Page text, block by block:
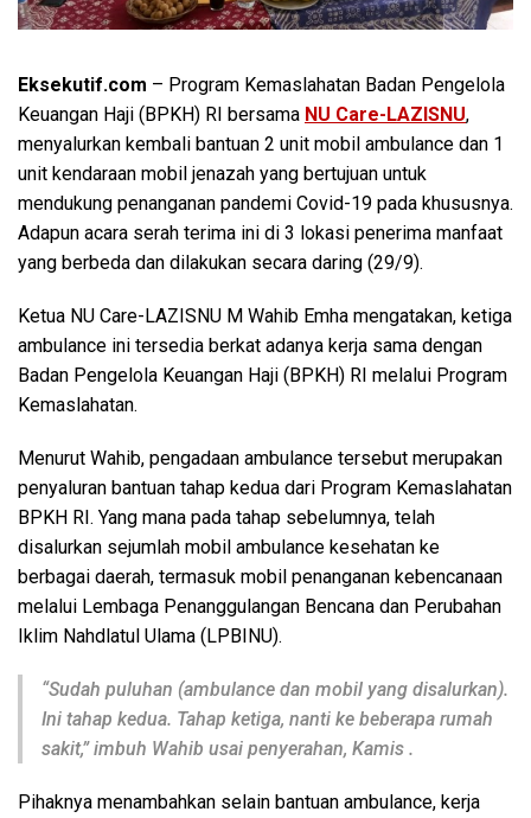
Eksekutif.com – Program Kemaslahatan Badan Pengelola
Keuangan Haji (BPKH) RI bersama NU Care-LAZISNU,
menyalurkan kembali bantuan 2 unit mobil ambulance dan 1
unit kendaraan mobil jenazah yang bertujuan untuk
mendukung penanganan pandemi Covid-19 pada khususnya.
Adapun acara serah terima ini di 3 lokasi penerima manfaat
yang berbeda dan dilakukan secara daring (29/9).
Ketua NU Care-LAZISNU M Wahib Emha mengatakan, ketiga
ambulance ini tersedia berkat adanya kerja sama dengan
Badan Pengelola Keuangan Haji (BPKH) RI melalui Program
Kemaslahatan.
Menurut Wahib, pengadaan ambulance tersebut merupakan
penyaluran bantuan tahap kedua dari Program Kemaslahatan
BPKH RI. Yang mana pada tahap sebelumnya, telah
disalurkan sejumlah mobil ambulance kesehatan ke
berbagai daerah, termasuk mobil penanganan kebencanaan
melalui Lembaga Penanggulangan Bencana dan Perubahan
Iklim Nahdlatul Ulama (LPBINU).
“Sudah puluhan (ambulance dan mobil yang disalurkan).
Ini tahap kedua. Tahap ketiga, nanti ke beberapa rumah
sakit,” imbuh Wahib usai penyerahan, Kamis .
Pihaknya menambahkan selain bantuan ambulance, kerja